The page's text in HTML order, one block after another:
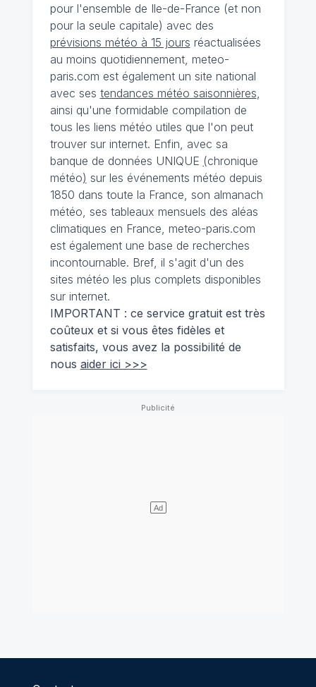
pour l'ensemble de Ile-de-France (et non
pour la seule capitale) avec des
prévisions météo à 15 jours réactualisées
au moins quotidiennement, meteo-
paris.com est également un site national
avec ses tendances météo saisonnières,
ainsi qu'une formidable compilation de
tous les liens météo utiles que l'on peut
trouver sur internet. Enfin, avec sa
banque de données UNIQUE (chronique
météo) sur les événements météo depuis
1850 dans toute la France, son almanach
météo, ses tableaux mensuels des aléas
climatiques en France, meteo-paris.com
est également une base de recherches
incontournable. Bref, il s'agit d'un des
sites météo les plus complets disponibles
sur internet.
IMPORTANT : ce service gratuit est très
coûteux et si vous êtes fidèles et
satisfaits, vous avez la possibilité de
nous aider ici >>>